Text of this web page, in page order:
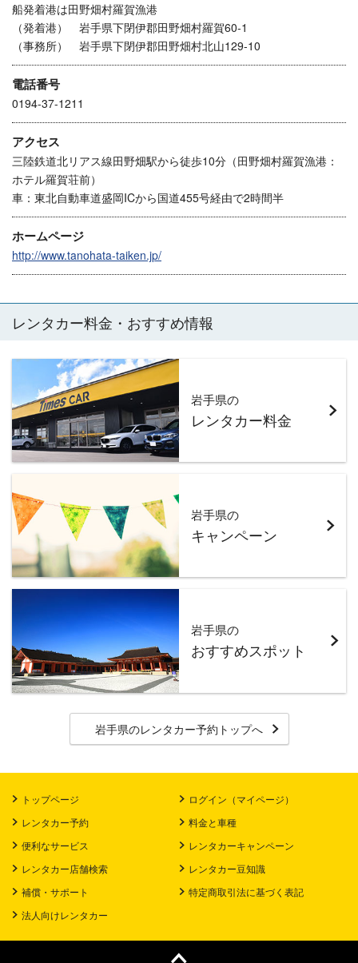
船発着港は田野畑村羅賀漁港
（発着港） 岩手県下閉伊郡田野畑村羅賀60-1
（事務所） 岩手県下閉伊郡田野畑村北山129-10
電話番号
0194-37-1211
アクセス
三陸鉄道北リアス線田野畑駅から徒歩10分（田野畑村羅賀漁港：
ホテル羅賀荘前）
車：東北自動車道盛岡ICから国道455号経由で2時間半
ホームページ
http://www.tanohata-taiken.jp/
レンタカー料金・おすすめ情報
岩手県の
レンタカー料金
岩手県の
キャンペーン
岩手県の
おすすめスポット
岩手県のレンタカー予約トップへ
トップページ
ログイン（マイページ）
レンタカー予約
料金と車種
便利なサービス
レンタカーキャンペーン
レンタカー店舗検索
レンタカー豆知識
補償・サポート
特定商取引法に基づく表記
法人向けレンタカー